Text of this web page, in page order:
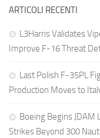
ARTICOLI RECENTI
L3Harris Validates
Improve F-16 Threat
Last Polish F-35PL
Production Moves to
Boeing Begins JDAM
Strikes Beyond 300